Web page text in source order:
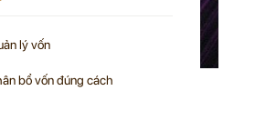
lý vốn
bổ vốn đúng cách